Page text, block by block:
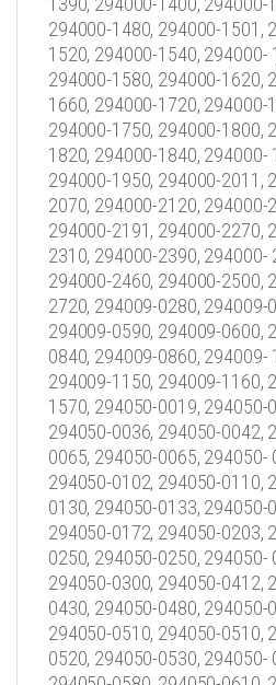
294000-1480, 294000-1501,
1520, 294000-1540, 294000-
294000-1580, 294000-1620,
1660, 294000-1720, 294000-
294000-1750, 294000-1800,
1820, 294000-1840, 294000-
294000-1950, 294000-2011,
2070, 294000-2120, 294000-
294000-2191, 294000-2270,
2310, 294000-2390, 294000-
294000-2460, 294000-2500,
2720, 294009-0280, 294009-
294009-0590, 294009-0600,
0840, 294009-0860, 294009-
294009-1150, 294009-1160,
1570, 294050-0019, 294050-
294050-0036, 294050-0042,
0065, 294050-0065, 294050-
294050-0102, 294050-0110,
0130, 294050-0133, 294050-
294050-0172, 294050-0203,
0250, 294050-0250, 294050-
294050-0300, 294050-0412,
0430, 294050-0480, 294050-
294050-0510, 294050-0510,
0520, 294050-0530, 294050-